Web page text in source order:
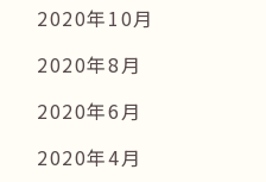
2020年10月
2020年8月
2020年6月
2020年4月